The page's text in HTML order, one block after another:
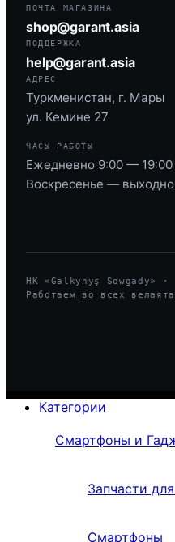
ПОЧТА МАГАЗИНА
shop@garant.asia
ПОДДЕРЖКА
help@garant.asia
АДРЕС
Туркменистан, г. Мары
ул. Кемине 27
ЧАСЫ РАБОТЫ
Ежедневно 9:00 — 19:00
Воскресенье —
HK «Galkynyş Sowgady»
Работаем во всех
Категории
Смартфоны и
Запчасти
Смартфоны